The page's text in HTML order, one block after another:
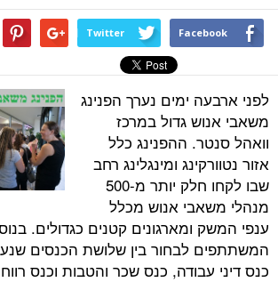
Twitter
ימים נערך הפנינג
גדול במרכז
ההפנינג כלל
ומינגלינג רחב
שבו לקחו חלק יותר מ-500
אנוש מכלל
קטנים כגדולים. בנוסף יכלו
לבחור בין שלושת הכנסים שנערכו במקום:
כנס שכר והטבות וכנס רווחה ארגונית.